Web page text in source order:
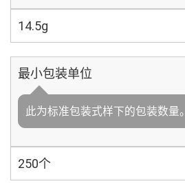
14.5g
最小包装单位
此为标准包装式样下的包装数量。
250个